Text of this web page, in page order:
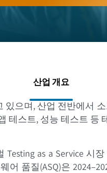
산업 개요
으며, 산업 전반에서
테스트, 성능 테스트
as a Service 시
품질(ASQ)은